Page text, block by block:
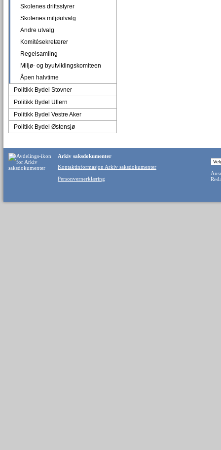
Skolenes driftsstyrer
Skolenes miljøutvalg
Andre utvalg
Komitésekretærer
Regelsamling
Miljø- og byutviklingskomiteen
Åpen halvtime
Politikk Bydel Stovner
Politikk Bydel Ullern
Politikk Bydel Vestre Aker
Politikk Bydel Østensjø
Arkiv saksdokumenter
Kontaktinformasjon Arkiv saksdokumenter
Personvernerklæring